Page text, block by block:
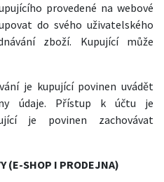
provedené na webové
do svého uživatelského
zboží. Kupující může
je kupující povinen uvádět
údaje. Přístup k účtu je
je povinen zachovávat
(E-SHOP I PRODEJNA)